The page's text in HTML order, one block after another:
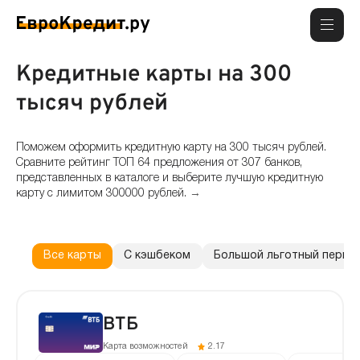
Кредитные карты на 300
тысяч рублей
Поможем оформить кредитную карту на 300 тысяч рублей.
Сравните рейтинг ТОП 64 предложения от 307 банков,
представленных в каталоге и выберите лучшую кредитную
карту с лимитом 300000 рублей. →
На самые выгодные кредитные карты на 300000 рублей имеют
льготный период до 200 дней, бесплатное обслуживание и кешбэк до
300000 рублей?
кредитные карты на 300 тысяч онлайн можно в большинстве крупных и
Все карты С кэшбеком Большой льготный
ВТБ
Карта возможностей 2.17